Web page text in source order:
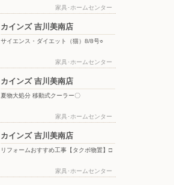
家具･ホームセンター
カインズ 吉川美南店
サイエンス・ダイエット（猫）8/8号○
家具･ホームセンター
カインズ 吉川美南店
夏物大処分 移動式クーラー〇
家具･ホームセンター
カインズ 吉川美南店
リフォームおすすめ工事【タクボ物置】□
家具･ホームセンター